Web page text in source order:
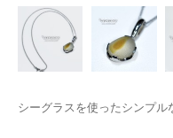
シーグラスを使ったシンプル